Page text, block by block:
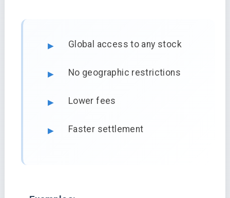
Global access to any stock
No geographic restrictions
Lower fees
Faster settlement